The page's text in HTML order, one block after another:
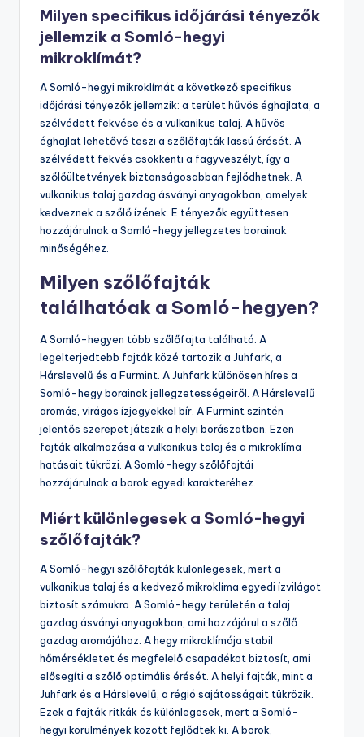
Milyen specifikus időjárási tényezők
jellemzik a Somló-hegyi
mikroklímát?
A Somló-hegyi mikroklímát a következő specifikus
időjárási tényezők jellemzik: a terület hűvös éghajlata, a
szélvédett fekvése és a vulkanikus talaj. A hűvös
éghajlat lehetővé teszi a szőlőfajták lassú érését. A
szélvédett fekvés csökkenti a fagyveszélyt, így a
szőlőültetvények biztonságosabban fejlődhetnek. A
vulkanikus talaj gazdag ásványi anyagokban, amelyek
kedveznek a szőlő ízének. E tényezők együttesen
hozzájárulnak a Somló-hegy jellegzetes borainak
minőségéhez.
Milyen szőlőfajták
találhatóak a Somló-hegyen?
A Somló-hegyen több szőlőfajta található. A
legelterjedtebb fajták közé tartozik a Juhfark, a
Hárslevelű és a Furmint. A Juhfark különösen híres a
Somló-hegy borainak jellegzetességeiről. A Hárslevelű
aromás, virágos ízjegyekkel bír. A Furmint szintén
jelentős szerepet játszik a helyi borászatban. Ezen
fajták alkalmazása a vulkanikus talaj és a mikroklíma
hatásait tükrözi. A Somló-hegy szőlőfajtái
hozzájárulnak a borok egyedi karakteréhez.
Miért különlegesek a Somló-hegyi
szőlőfajták?
A Somló-hegyi szőlőfajták különlegesek, mert a
vulkanikus talaj és a kedvező mikroklíma egyedi ízvilágot
biztosít számukra. A Somló-hegy területén a talaj
gazdag ásványi anyagokban, ami hozzájárul a szőlő
gazdag aromájához. A hegy mikroklímája stabil
hőmérsékletet és megfelelő csapadékot biztosít, ami
elősegíti a szőlő optimális érését. A helyi fajták, mint a
Juhfark és a Hárslevelű, a régió sajátosságait tükrözik.
Ezek a fajták ritkák és különlegesek, mert a Somló-
hegyi körülmények között fejlődtek ki. A borok,